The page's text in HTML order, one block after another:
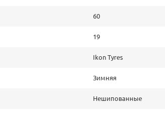
60
19
Ikon Tyres
Зимняя
Нешипованные